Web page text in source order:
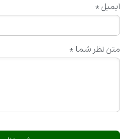
متن نظر شما *
ایمیل *